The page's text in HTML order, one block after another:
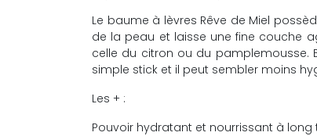
Le baume à lèvres Rêve de Miel
de la peau et laisse une fine couche
celle du citron ou du pamplemousse.
simple stick et il peut sembler moins
Les + :
Pouvoir hydratant et nourrissant à long